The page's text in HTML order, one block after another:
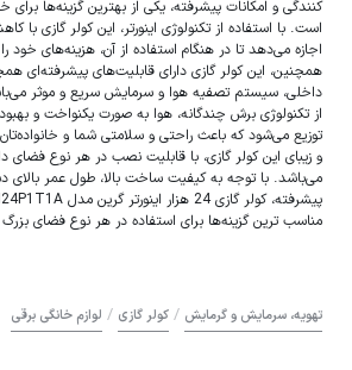
کنندگی و امکانات پیشرفته، یکی از بهترین گزینه‌ها
است. با استفاده از تکنولوژی اینورتر، این کولر گازی
اجازه می‌دهد تا در هنگام استفاده از آن، هزینه‌های خود
همچنین، این کولر گازی دارای قابلیت‌های پیشرفته‌ای
داخلی، سیستم تصفیه هوا و سرمایش سریع و موثر
از تکنولوژی برش چندگانه، هوا به صورت یکنواخت و
توزیع می‌شود که باعث راحتی و سلامتی شما و
و زیبای این کولر گازی، با قابلیت نصب در هر نوع فضای
می‌باشد. با توجه به کیفیت ساخت بالا، طول عمر بالای
مناسب ترین گزینه‌ها برای استفاده در هر نوع فضای
تهویه، سرمایش و گرمایش / کولر گازی / لوازم خانگی برقی